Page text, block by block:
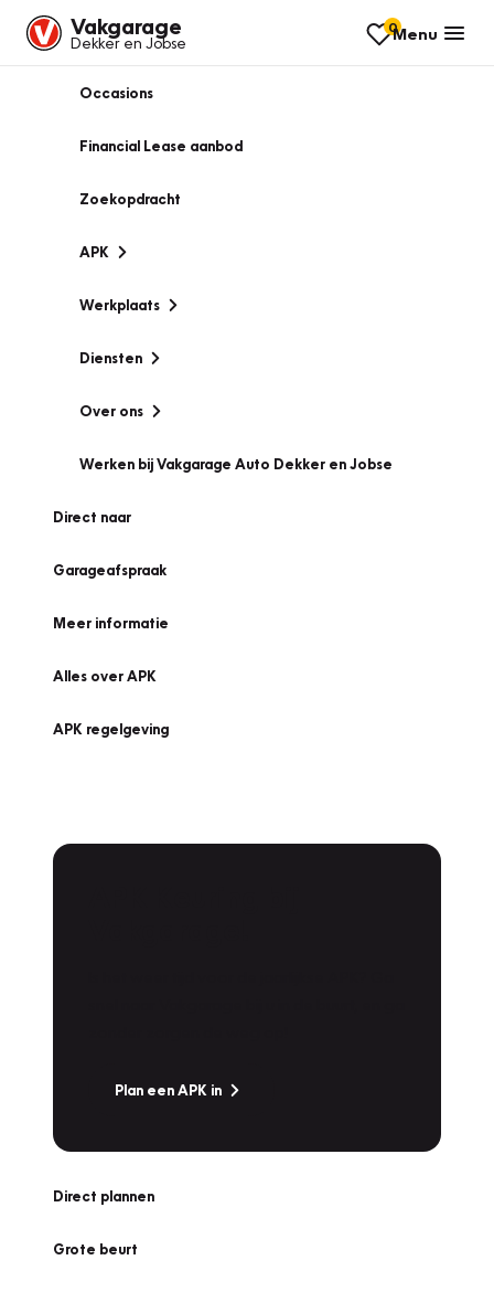
Vakgarage
Dekker en Jobse
0Menu
Occasions
Financial Lease aanbod
Zoekopdracht
APK
Werkplaats
Diensten
Over ons
Werken bij Vakgarage Auto Dekker en Jobse
Direct naar
Garageafspraak
Meer informatie
Alles over APK
APK regelgeving
Plan een APK in
Direct plannen
Grote beurt